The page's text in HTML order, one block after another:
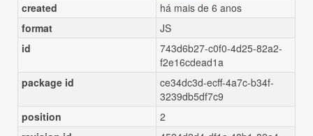
created
há mais de 6 anos
format
JS
id
743d6b27-c0f0-4d25-82a2-
f2e16cdead1a
package id
ce34dc3d-ecff-4a7c-b34f-
3239db5df7c9
position
2